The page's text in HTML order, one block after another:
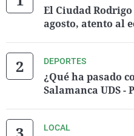
El Ciudad Rodrigo
agosto, atento al
DEPORTES
¿Qué ha pasado
Salamanca UDS -
LOCAL